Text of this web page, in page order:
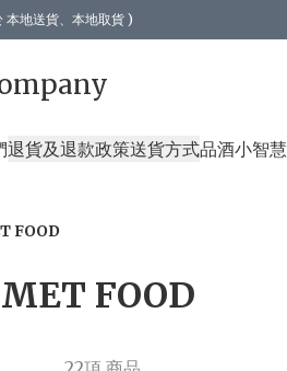
地送貨、本地取貨 )
退貨及退款政策送貨方式品酒小智慧
FOOD
FOOD